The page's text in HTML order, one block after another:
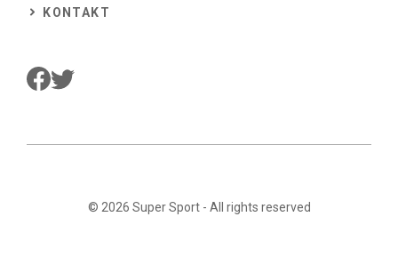
KONTAKT
© 2026 Super Sport- All rights reserved